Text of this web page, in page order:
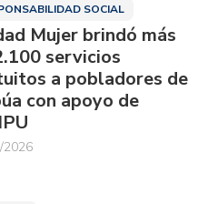
SOCIAL
Mujer brindó más
servicios
a pobladores de
con apoyo de
2026